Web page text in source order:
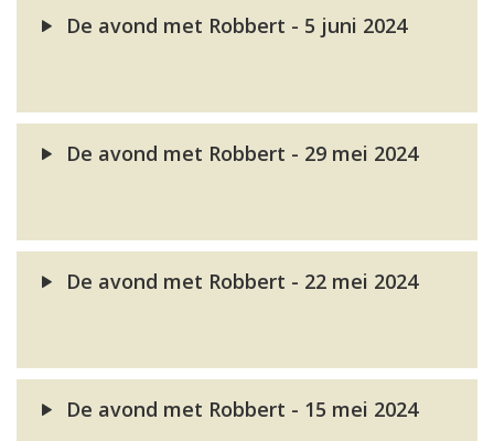
De avond met Robbert - 5 juni 2024
De avond met Robbert - 29 mei 2024
De avond met Robbert - 22 mei 2024
De avond met Robbert - 15 mei 2024